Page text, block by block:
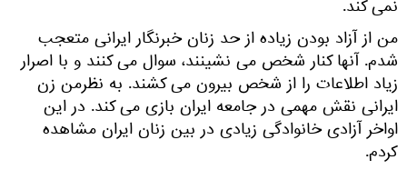
نمی کند.
من از آزاد بودن زیاده از حد زنان خبرنگار ایرانی متعجب
شدم. آنها کنار شخص می نشینند، سوال می کنند و با اصرار
زیاد اطلاعات را از شخص بیرون می کشند. به نظرمن زن
ایرانی نقش مهمی در جامعه ایران بازی می کند. در این
اواخر آزادی خانوادگی زیادی در بین زنان ایران مشاهده
کردم.